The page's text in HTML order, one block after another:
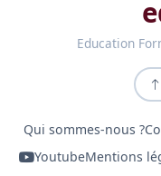
Education
Qui sommes-nous ?
YoutubeMentions